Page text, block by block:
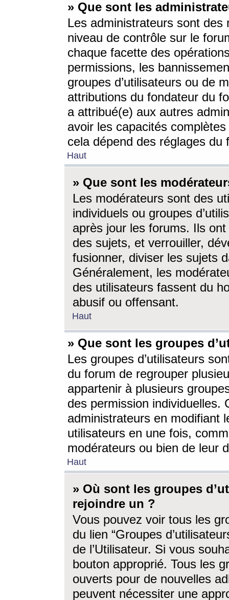
» Que sont les
Les administrateurs sont
niveau de contrôle sur le
chaque facette des
permissions, les
groupes d’utilisateurs ou de
attributions du fondateur du
a attribué(e) aux autres
avoir les capacités
cela dépend des réglages du
Haut
» Que sont les
Les modérateurs sont des
individuels ou groupes
après jour les forums. Ils ont
des sujets, et verrouiller,
fusionner, diviser les sujets
Généralement, les
des utilisateurs fassent du
abusif ou offensant.
Haut
» Que sont les groupes
Les groupes d’utilisateurs
du forum de regrouper
appartenir à plusieurs
des permission individuelles.
administrateurs en modifiant
utilisateurs en une fois,
modérateurs ou bien de leur
Haut
» Où sont les groupes
rejoindre un ?
Vous pouvez voir tous les
du lien “Groupes
de l’Utilisateur. Si vous
bouton approprié. Tous les
ouverts pour de nouvelles
peuvent nécessiter une